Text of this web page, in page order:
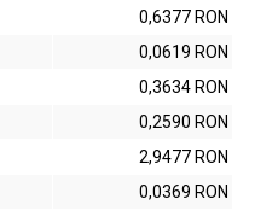
0,6377 RON
0,0619 RON
0,3634 RON
0,2590 RON
2,9477 RON
0,0369 RON